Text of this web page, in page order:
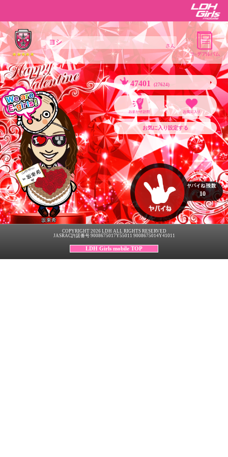
ヨシ さん
坂東希
47401 (27624)
お気に入り設定する
10
COPYRIGHT 2026 LDH ALL RIGHTS RESERVED
JASRAC許諾番号 9008675017Y55011 9008675014Y41011
LDH Girls mobile TOP